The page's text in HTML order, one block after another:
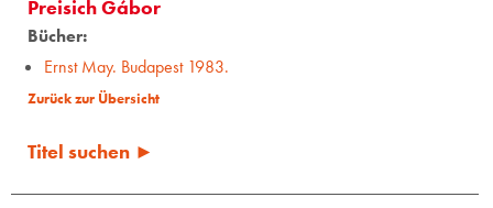
Preisich Gábor
Bücher:
Ernst May. Budapest 1983.
Zurück zur Übersicht
Titel suchen ►